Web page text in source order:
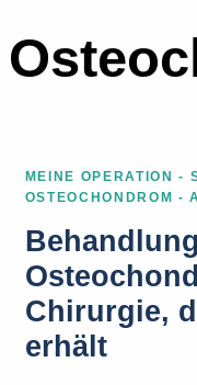
MEINE OPERATION -
OSTEOCHONDROM -
Chirurgie,
erhält